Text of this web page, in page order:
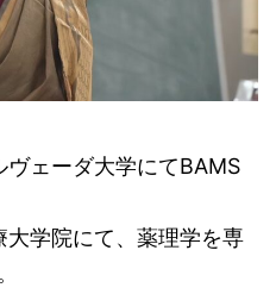
ヴェーダ大学にてBAMS
学院にて、薬理学を専